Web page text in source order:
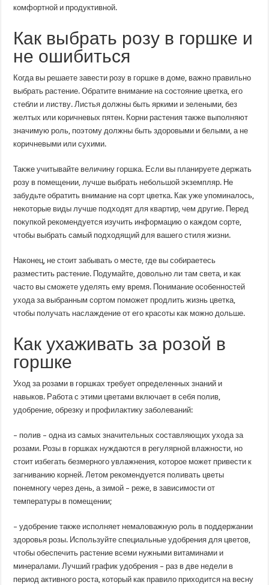
комфортной и продуктивной.
Как выбрать розу в горшке и
не ошибиться
Когда вы решаете завести розу в горшке в доме, важно правильно
выбрать растение. Обратите внимание на состояние цветка, его
стебли и листву. Листья должны быть яркими и зелеными, без
желтых или коричневых пятен. Корни растения также выполняют
значимую роль, поэтому должны быть здоровыми и белыми, а не
коричневыми или сухими.
Также учитывайте величину горшка. Если вы планируете держать
розу в помещении, лучше выбрать небольшой экземпляр. Не
забудьте обратить внимание на сорт цветка. Как уже упоминалось,
некоторые виды лучше подходят для квартир, чем другие. Перед
покупкой рекомендуется изучить информацию о каждом сорте,
чтобы выбрать самый подходящий для вашего стиля жизни.
Наконец, не стоит забывать о месте, где вы собираетесь
разместить растение. Подумайте, довольно ли там света, и как
часто вы сможете уделять ему время. Понимание особенностей
ухода за выбранным сортом поможет продлить жизнь цветка,
чтобы получать наслаждение от его красоты как можно дольше.
Как ухаживать за розой в
горшке
Уход за розами в горшках требует определенных знаний и
навыков. Работа с этими цветами включает в себя полив,
удобрение, обрезку и профилактику заболеваний:
– полив – одна из самых значительных составляющих ухода за
розами. Розы в горшках нуждаются в регулярной влажности, но
стоит избегать безмерного увлажнения, которое может привести к
загниванию корней. Летом рекомендуется поливать цветы
понемногу через день, а зимой – реже, в зависимости от
температуры в помещении;
– удобрение также исполняет немаловажную роль в поддержании
здоровья розы. Используйте специальные удобрения для цветов,
чтобы обеспечить растение всеми нужными витаминами и
минералами. Лучший график удобрения – раз в две недели в
период активного роста, который как правило приходится на весну